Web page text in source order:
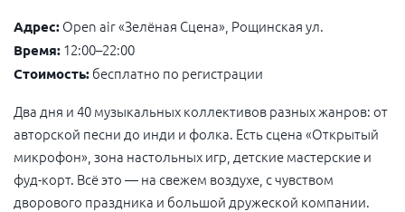
Адрес: Open air «Зелёная Сцена», Рощинская ул.
Время: 12:00–22:00
Стоимость: бесплатно по регистрации
Два дня и 40 музыкальных коллективов разных жанров: от
авторской песни до инди и фолка. Есть сцена «Открытый
микрофон», зона настольных игр, детские мастерские и
фуд-корт. Всё это — на свежем воздухе, с чувством
дворового праздника и большой дружеской компании.